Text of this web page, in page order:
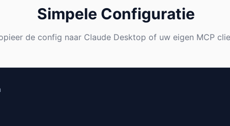
Simpele Configuratie
de config naar Claude Desktop of uw eigen MCP